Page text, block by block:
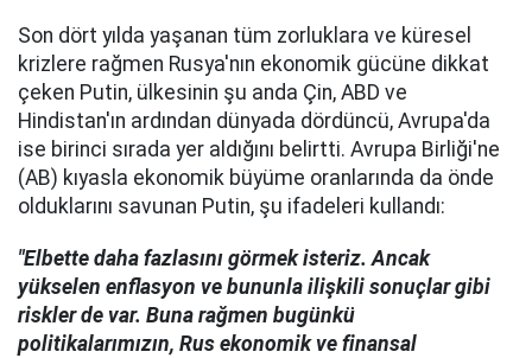
Son dört yılda yaşanan tüm zorluklara ve küresel
krizlere rağmen Rusya'nın ekonomik gücüne dikkat
çeken Putin, ülkesinin şu anda Çin, ABD ve
Hindistan'ın ardından dünyada dördüncü, Avrupa'da
ise birinci sırada yer aldığını belirtti. Avrupa Birliği'ne
(AB) kıyasla ekonomik büyüme oranlarında da önde
olduklarını savunan Putin, şu ifadeleri kullandı:
"Elbette daha fazlasını görmek isteriz. Ancak
yükselen enflasyon ve bununla ilişkili sonuçlar gibi
riskler de var. Buna rağmen bugünkü
politikalarımızın, Rus ekonomik ve finansal